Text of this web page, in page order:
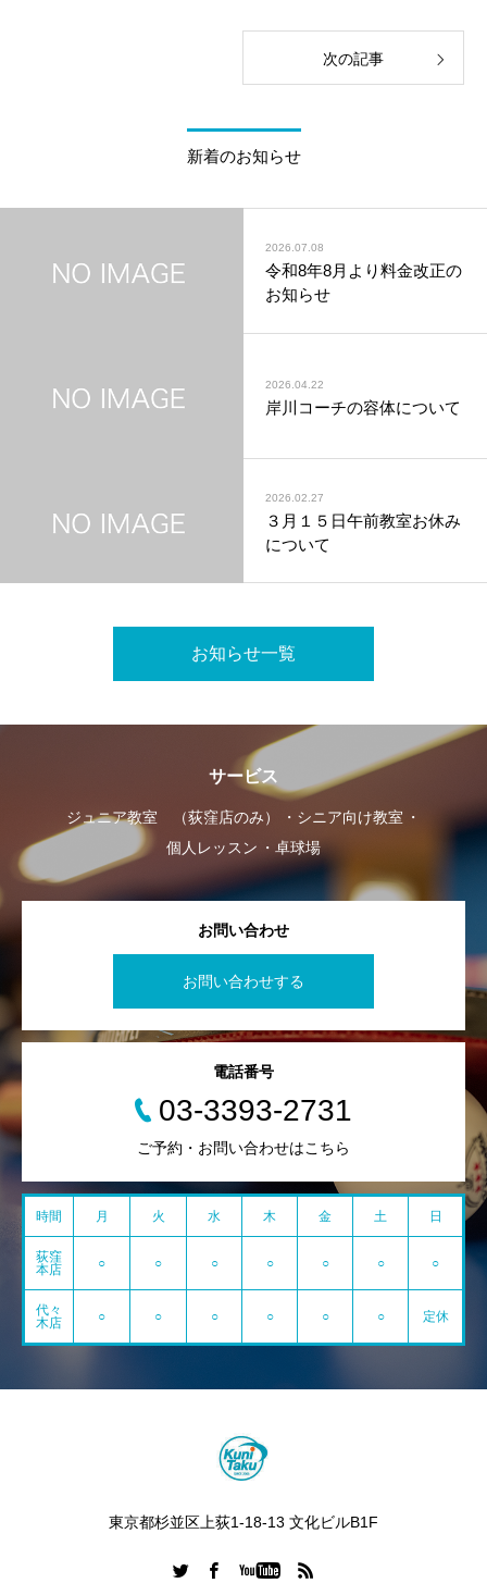
次の記事
新着のお知らせ
2026.07.08
令和8年8月より料金改正の
お知らせ
2026.04.22
岸川コーチの容体について
2026.02.27
３月１５日午前教室お休み
について
お知らせ一覧
サービス
ジュニア教室 （荻窪店のみ）
シニア向け教室
個人レッスン
卓球場
お問い合わせ
お問い合わせする
電話番号
03-3393-2731
ご予約・お問い合わせはこちら
時間 月 火 水 木 金 土 日
荻窪
本店
○ ○ ○ ○ ○ ○ ○
代々
木店
○ ○ ○ ○ ○ ○ 定休
東京都杉並区上荻1-18-13 文化ビルB1F